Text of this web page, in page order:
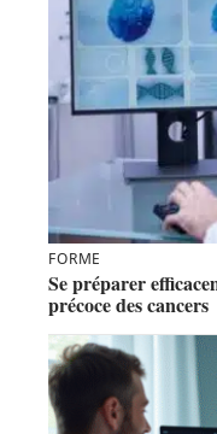
FORME
Se préparer
précoce des cancers